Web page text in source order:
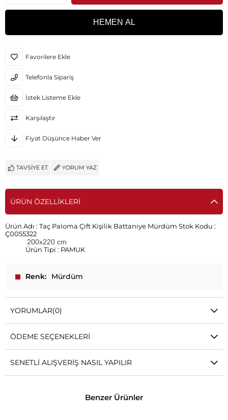
Favorilere Ekle
Telefonla Sipariş
İstek Listeme Ekle
Karşılaştır
Fiyat Düşünce Haber Ver
TAVSIYE ET YORUM YAZ
ÜRÜN ÖZELLIKLERI
Ürün Adı : Taç Paloma Çift Kişilik Battaniye Mürdüm Stok Kodu :
Ç0055322
200x220 cm
Ürün Tipi : PAMUK
Renk Mürdüm
YORUMLAR(0)
ÖDEME SEÇENEKLERI
SENETLI ALIŞVERIŞ NASIL YAPILIR
Benzer Ürünler